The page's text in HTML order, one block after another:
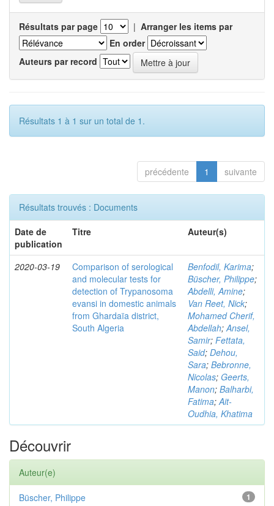
Résultats par page | Arranger les items par
En order
Auteurs par record
Résultats 1 à 1 sur un total de 1.
précédente 1 suivante
Résultats trouvés : Documents
Date de
publication
Titre Auteur(s)
2020-03-19
Comparison of serological
and molecular tests for
detection of Trypanosoma
evansi in domestic animals
from Ghardaïa district,
South Algeria
Benfodil, Karima;
Büscher, Philippe;
Abdelli, Amine;
Van Reet, Nick;
Mohamed Cherif,
Abdellah;Ansel,
Samir; Fettata,
Said; Dehou,
Sara; Bebronne,
Nicolas; Geerts,
Manon; Balharbi,
Fatima;Ait-
Oudhia, Khatima
Découvrir
Auteur(e)
1
Büscher, Philippe